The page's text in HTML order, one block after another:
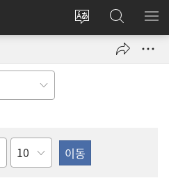
사이트
변경
로그인
(새로운
열기)
JW.ORG
검색
메
장